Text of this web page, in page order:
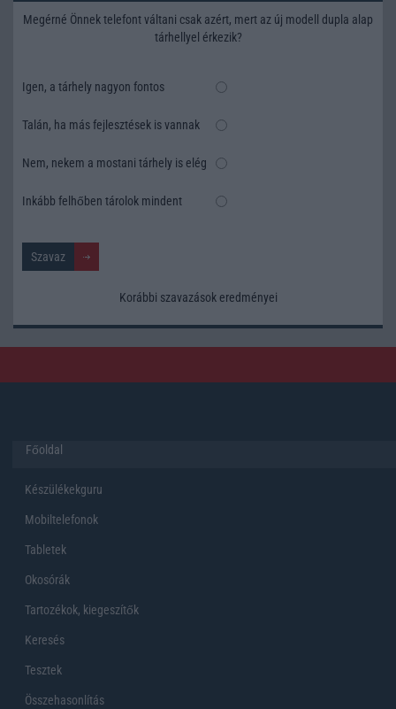
Megérné Önnek telefont váltani csak azért, mert az új modell dupla alap
tárhellyel érkezik?
Igen, a tárhely nagyon fontos
Talán, ha más fejlesztések is vannak
Nem, nekem a mostani tárhely is elég
Inkább felhőben tárolok mindent
Korábbi szavazások eredményei
Főoldal
Készülékekguru
Mobiltelefonok
Tabletek
Okosórák
Tartozékok, kiegeszítők
Keresés
Tesztek
Összehasonlítás